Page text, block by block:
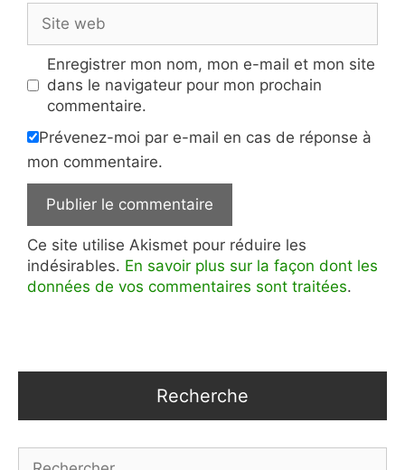
web
Enregistrer mon nom, mon e-mail et mon site
dans le navigateur pour mon prochain
commentaire.
Prévenez-moi par e-mail en cas de réponse à
mon commentaire.
Ce site utilise Akismet pour réduire les
indésirables. En savoir plus sur la façon dont les
données de vos commentaires sont traitées.
Recherche